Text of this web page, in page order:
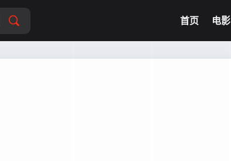
首页 电影